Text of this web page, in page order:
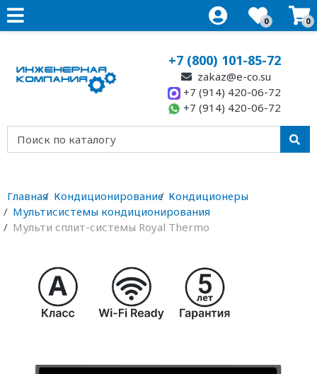
0 0
+7 (800) 101-85-72
zakaz@e-co.su
+7 (914) 420-06-72
+7 (914) 420-06-72
Главная Кондиционирование Кондиционеры
Мультисистемы кондиционирования
Мульти сплит-системы Royal Thermo